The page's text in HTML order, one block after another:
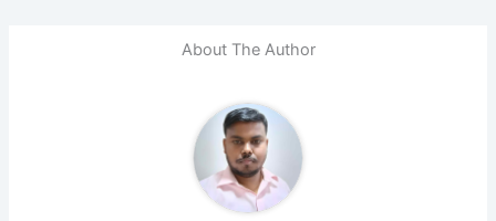
About The Author